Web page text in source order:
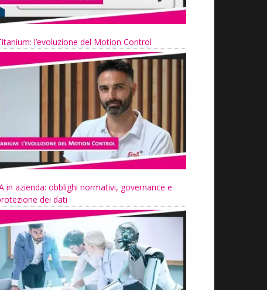
l’evoluzione del Motion Control
in azienda: obblighi normativi, governance e
dei dati